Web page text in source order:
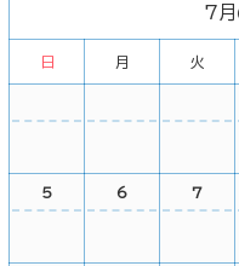
7月
日 月 火
5 6 7